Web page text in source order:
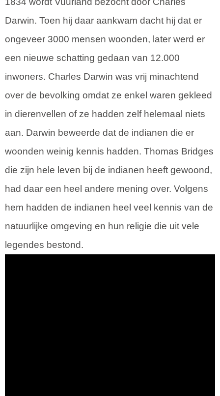
Darwin. Toen hij daar aankwam dacht hij dat er
ongeveer 3000 mensen woonden, later werd er
een nieuwe schatting gedaan van 12.000
inwoners. Charles Darwin was vrij minachtend
over de bevolking omdat ze enkel waren gekleed
in dierenvellen of ze hadden zelf helemaal niets
aan. Darwin beweerde dat de indianen die er
woonden weinig kennis hadden. Thomas Bridges
die zijn hele leven bij de indianen heeft gewoond,
had daar een heel andere mening over. Volgens
hem hadden de indianen heel veel kennis van de
natuurlijke omgeving en hun religie die uit vele
legendes bestond.